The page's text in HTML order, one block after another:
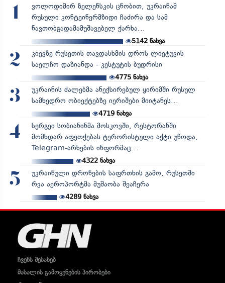
1
ვოლოდიმირ ზელენსკის ცნობით, უკრაინამ
რუსული კონტეინერმზიდი ჩაძირა და სამ
ნავთობგადამამუშავებელ ქარხა...
5142 ნახვა
2
კიევზე რუსეთის თავდასხმის დროს ლიეტუვის
საელჩო დაზიანდა - კესტუტის ბუდრისი
4775ნახვა
3
უკრაინის ძალებმა ანექსირებულ ყირიმში რუსულ
სამხედრო ობიექტებზე იერიშები მიიტანეს...
4719ნახვა
4
სერგეი სობიანინმა მოსკოვში, რესტორანში
მომხდარ აფეთქებას ტერორისტული აქტი უწოდა,
Telegram-არხების ინფორმაც...
4322ნახვა
5
უკრაინული დრონების საფრთხის გამო, რუსეთში
რვა აეროპორტმა მუშაობა შეაჩერა
4289ნახვა
ჩვენს შესახებ
მასალის გამოყენების პირობები